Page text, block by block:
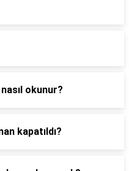
okunur?
kapatıldı?